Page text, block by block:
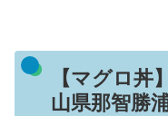
【マグロ丼
山県那智勝浦